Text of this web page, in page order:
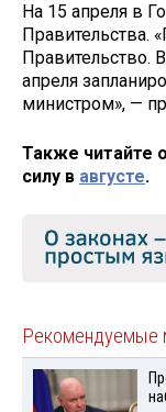
На 15 апреля в
Правительства.
Правительство.
апреля
министром», —
Также читайте
силу в августе.
Рекомендуемые